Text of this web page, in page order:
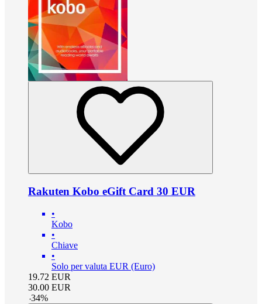
Rakuten Kobo eGift Card 30 EUR
•
Kobo
•
Chiave
•
Solo per valuta EUR (Euro)
19.72 EUR
30.00 EUR
-34%